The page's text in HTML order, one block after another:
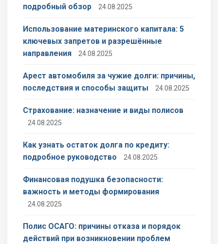
подробный обзор
24.08.2025
Использование материнского капитала: 5
ключевых запретов и разрешённые
направления
24.08.2025
Арест автомобиля за чужие долги: причины,
последствия и способы защиты
24.08.2025
Страхование: назначение и виды полисов
24.08.2025
Как узнать остаток долга по кредиту:
подробное руководство
24.08.2025
Финансовая подушка безопасности:
важность и методы формирования
24.08.2025
Полис ОСАГО: причины отказа и порядок
действий при возникновении проблем